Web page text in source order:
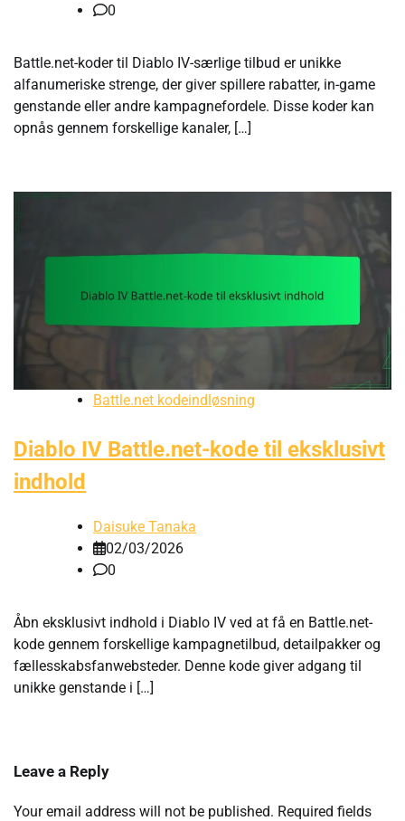
0
Battle.net-koder til Diablo IV-særlige tilbud er unikke
alfanumeriske strenge, der giver spillere rabatter, in-game
genstande eller andre kampagnefordele. Disse koder kan
opnås gennem forskellige kanaler, […]
Battle.net kodeindløsning
Diablo IV Battle.net-kode til eksklusivt
indhold
Daisuke Tanaka
02/03/2026
0
Åbn eksklusivt indhold i Diablo IV ved at få en Battle.net-
kode gennem forskellige kampagnetilbud, detailpakker og
fællesskabsfanwebsteder. Denne kode giver adgang til
unikke genstande i […]
Leave a Reply
Your email address will not be published. Required fields